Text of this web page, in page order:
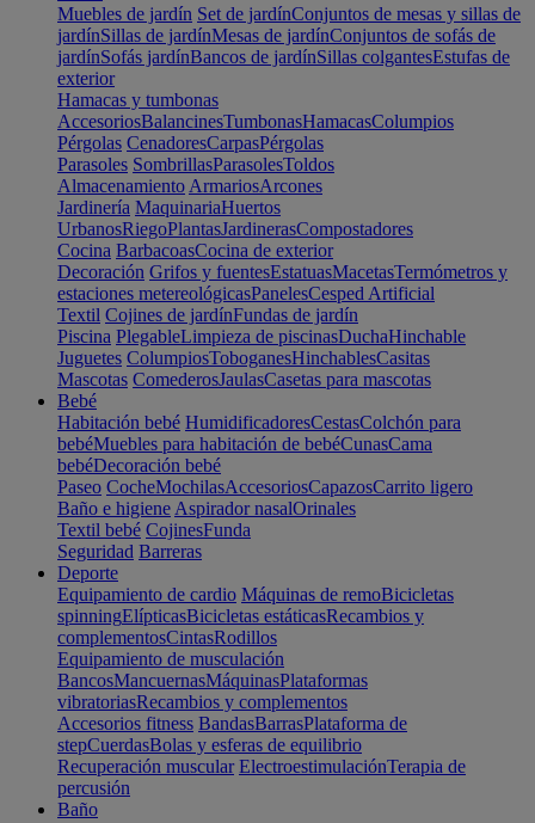
Muebles de jardín Set de jardínConjuntos de mesas y sillas de
jardínSillas de jardínMesas de jardínConjuntos de sofás de
jardínSofás jardínBancos de jardínSillas colgantesEstufas de
exterior
Hamacas y tumbonas
AccesoriosBalancinesTumbonasHamacasColumpios
Pérgolas CenadoresCarpasPérgolas
Parasoles SombrillasParasolesToldos
Almacenamiento ArmariosArcones
Jardinería MaquinariaHuertos
UrbanosRiegoPlantasJardinerasCompostadores
Cocina BarbacoasCocina de exterior
Decoración Grifos y fuentesEstatuasMacetasTermómetros y
estaciones metereológicasPanelesCesped Artificial
Textil Cojines de jardínFundas de jardín
Piscina PlegableLimpieza de piscinasDuchaHinchable
Juguetes ColumpiosToboganesHinchablesCasitas
Mascotas ComederosJaulasCasetas para mascotas
Bebé
Habitación bebé HumidificadoresCestasColchón para
bebéMuebles para habitación de bebéCunasCama
bebéDecoración bebé
Paseo CocheMochilasAccesoriosCapazosCarrito ligero
Baño e higiene Aspirador nasalOrinales
Textil bebé CojinesFunda
Seguridad Barreras
Deporte
Equipamiento de cardio Máquinas de remoBicicletas
spinningElípticasBicicletas estáticasRecambios y
complementosCintasRodillos
Equipamiento de musculación
BancosMancuernasMáquinasPlataformas
vibratoriasRecambios y complementos
Accesorios fitness BandasBarrasPlataforma de
stepCuerdasBolas y esferas de equilibrio
Recuperación muscular ElectroestimulaciónTerapia de
percusión
Baño